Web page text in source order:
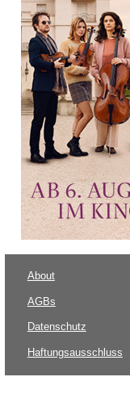
About
AGBs
Datenschutz
Haftungsausschluss